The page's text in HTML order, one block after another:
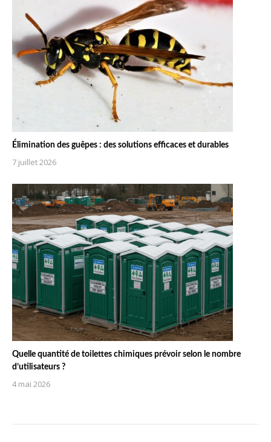
Élimination des guêpes : des solutions efficaces et durables
7 juillet 2026
Quelle quantité de toilettes chimiques prévoir selon le nombre
d’utilisateurs ?
4 mai 2026